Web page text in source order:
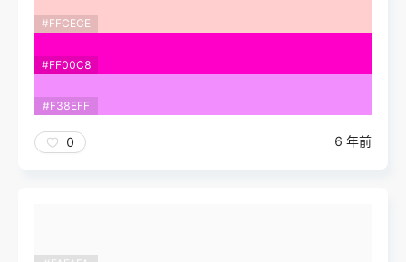
#FFCECE
#FF00C8
#F38EFF
0 6 年前